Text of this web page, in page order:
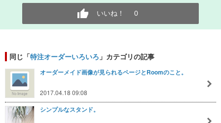
いいね！ 0
同じ「特注オーダーいろいろ 」カテゴリの記事
オーダーメイド画像が見られるページとRoomのこと。
2017.04.18 09:08
シンプルなスタンド。